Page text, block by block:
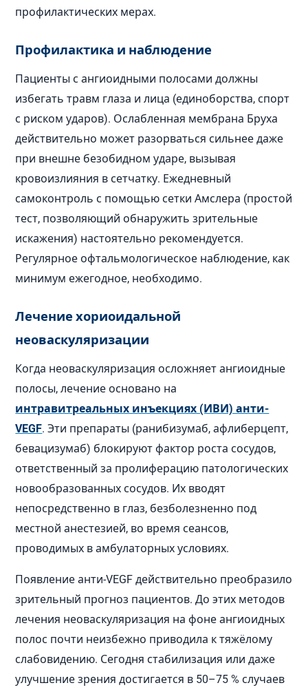
профилактических мерах.
Профилактика и наблюдение
Пациенты с ангиоидными полосами должны
избегать травм глаза и лица (единоборства, спорт
с риском ударов). Ослабленная мембрана Бруха
действительно может разорваться сильнее даже
при внешне безобидном ударе, вызывая
кровоизлияния в сетчатку. Ежедневный
самоконтроль с помощью сетки Амслера (простой
тест, позволяющий обнаружить зрительные
искажения) настоятельно рекомендуется.
Регулярное офтальмологическое наблюдение, как
минимум ежегодное, необходимо.
Лечение хориоидальной
неоваскуляризации
Когда неоваскуляризация осложняет ангиоидные
полосы, лечение основано на
интравитреальных инъекциях (ИВИ) анти-
VEGF. Эти препараты (ранибизумаб, афлиберцепт,
бевацизумаб) блокируют фактор роста сосудов,
ответственный за пролиферацию патологических
новообразованных сосудов. Их вводят
непосредственно в глаз, безболезненно под
местной анестезией, во время сеансов,
проводимых в амбулаторных условиях.
Появление анти-VEGF действительно преобразило
зрительный прогноз пациентов. До этих методов
лечения неоваскуляризация на фоне ангиоидных
полос почти неизбежно приводила к тяжёлому
слабовидению. Сегодня стабилизация или даже
улучшение зрения достигается в 50–75 % случаев